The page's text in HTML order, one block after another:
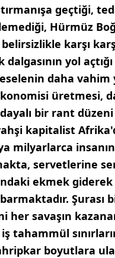
geçtiği,
Hürmüz
karşı
yol
daha vahim
üretmesi,
bir rant düzeni
kapitalist
milyarlarca insanın
servetlerine
ekmek
Şurası
her savaşın
tahammül
boyutlara